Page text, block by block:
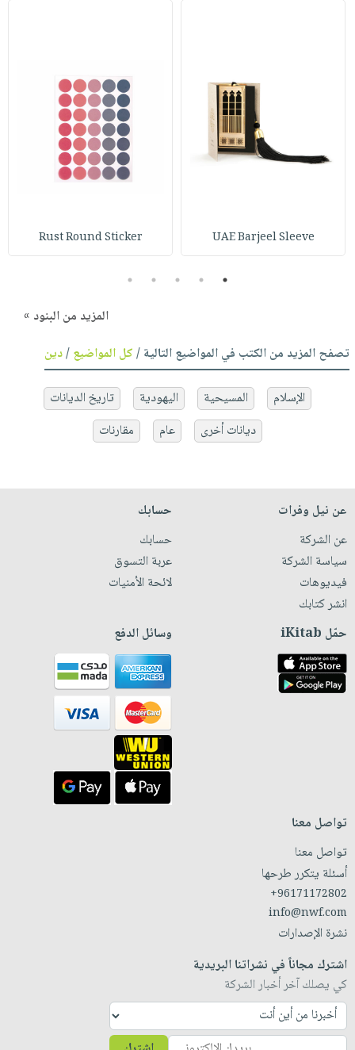
UAE Barjeel Sleeve
Rust Round Sticker
1
2
3
4
5
المزيد من البنود »
تصفح المزيد من الكتب في المواضيع التالية /كل المواضيع/دين
الإسلام المسيحية اليهودية
تاريخ الديانات
ديانات أخرى
عام مقارنات
عن نيل وفرات
عن الشركة
سياسة الشركة
فيديوهات
انشر كتابك
حسابك
حسابك
عربة التسوق
لائحة الأمنيات
حمّل iKitab وسائل الدفع
تواصل معنا
تواصل معنا
أسئلة يتكرر طرحها
+96171172802
info@nwf.com
نشرة الإصدارات
اشترك مجاناً في نشراتنا البريدية
كي يصلك آخر أخبار الشركة